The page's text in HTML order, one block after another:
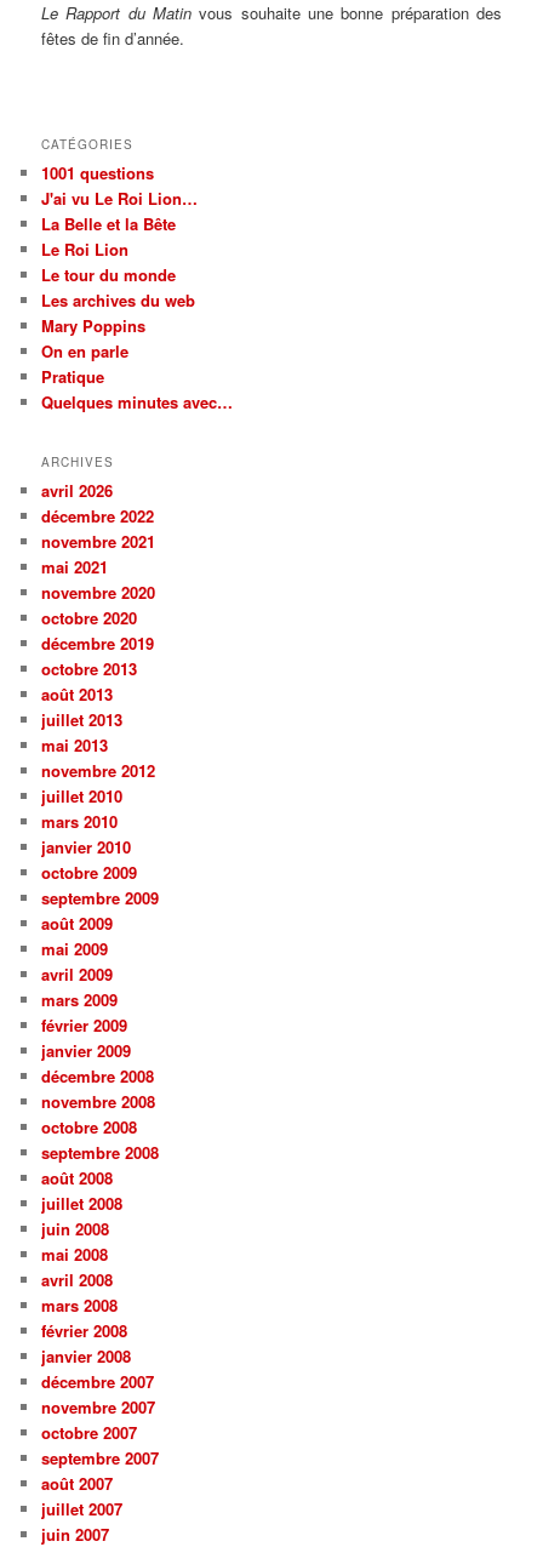
Le Rapport du Matin vous souhaite une bonne préparation des
fêtes de fin d’année.
CATÉGORIES
1001 questions
J'ai vu Le Roi Lion…
La Belle et la Bête
Le Roi Lion
Le tour du monde
Les archives du web
Mary Poppins
On en parle
Pratique
Quelques minutes avec…
ARCHIVES
avril 2026
décembre 2022
novembre 2021
mai 2021
novembre 2020
octobre 2020
décembre 2019
octobre 2013
août 2013
juillet 2013
mai 2013
novembre 2012
juillet 2010
mars 2010
janvier 2010
octobre 2009
septembre 2009
août 2009
mai 2009
avril 2009
mars 2009
février 2009
janvier 2009
décembre 2008
novembre 2008
octobre 2008
septembre 2008
août 2008
juillet 2008
juin 2008
mai 2008
avril 2008
mars 2008
février 2008
janvier 2008
décembre 2007
novembre 2007
octobre 2007
septembre 2007
août 2007
juillet 2007
juin 2007